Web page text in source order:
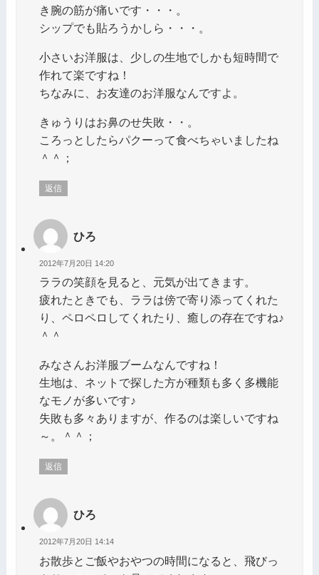
き腕の筋が痛いです・・・。
シップでも貼ろうかしら・・・。
小さいお洋服は、少しの生地でしかも短時間で
作れて楽ですね！
ちなみに、お友達のお洋服なんですよ。
きゅうりはお鼻のせ失敗・・。
ころっとしたらパクーって食べちゃいましたね
＾＾；
返信
ひろ
2012年7月20日 14:20
ララの笑顔を見ると、元気が出てきます。
疲れたときでも、ララは傍で寄り添ってくれた
り、ペロペロしてくれたり、癒しの存在ですね♪
＾＾
みなさんお洋服ブームなんですね！
生地は、ネットで探した方が種類も多く多機能
なモノが多いです♪
失敗も多々ありますが、作るのは楽しいですね
～。＾＾；
返信
ひろ
2012年7月20日 14:14
お散歩とご飯やおやつの時間になると、飛びっ